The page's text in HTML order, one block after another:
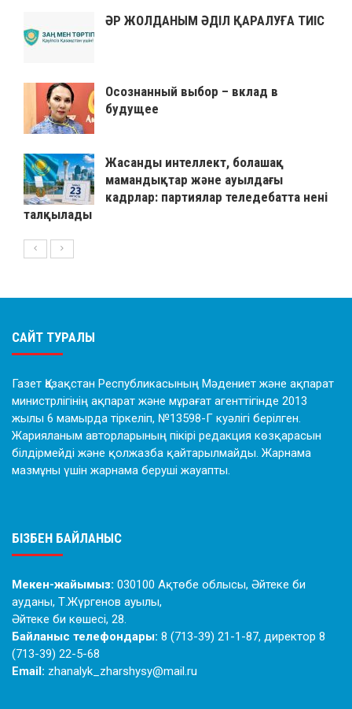
ӘР ЖОЛДАНЫМ ӘДІЛ ҚАРАЛУҒА ТИІС
Осознанный выбор – вклад в
будущее
Жасанды интеллект, болашақ
мамандықтар және ауылдағы
кадрлар: партиялар теледебатта нені
талқылады
САЙТ ТУРАЛЫ
Газет Қазақстан Республикасының Мәдениет және ақпарат
министрлігінің ақпарат және мұрағат агенттігінде 2013
жылы 6 мамырда тіркеліп, №13598-Г куәлігі берілген.
Жарияланым авторларының пікірі редакция көзқарасын
білдірмейді және қолжазба қайтарылмайды. Жарнама
мазмұны үшін жарнама беруші жауапты.
БІЗБЕН БАЙЛАНЫС
Мекен-жайымыз: 030100 Ақтөбе облысы, Әйтеке би
ауданы, Т.Жүргенов ауылы,
Әйтеке би көшесі, 28.
Байланыс телефондары: 8 (713-39) 21-1-87, директор 8
(713-39) 22-5-68
Email: zhanalyk_zharshysy@mail.ru